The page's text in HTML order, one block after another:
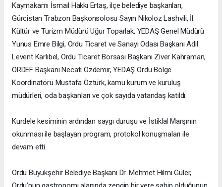
Kaymakamı İsmail Hakkı Ertaş, ilçe belediye başkanları,
Gürcistan Trabzon Başkonsolosu Sayın Nikoloz Lashvili, İl
Kültür ve Turizm Müdürü Uğur Toparlak, YEDAŞ Genel Müdürü
Yunus Emre Bilgi, Ordu Ticaret ve Sanayi Odası Başkanı Adil
Levent Karlıbel, Ordu Ticaret Borsası Başkanı Ziver Kahraman,
ORDEF Başkanı Necati Özdemir, YEDAŞ Ordu Bölge
Koordinatörü Mustafa Öztürk, kamu kurum ve kuruluş
müdürleri, oda başkanları ve çok sayıda vatandaş katıldı.
Kurdele kesiminin ardından saygı duruşu ve İstiklal Marşının
okunması ile başlayan program, protokol konuşmaları ile
devam etti.
Ordu Büyükşehir Belediye Başkanı Dr. Mehmet Hilmi Güler,